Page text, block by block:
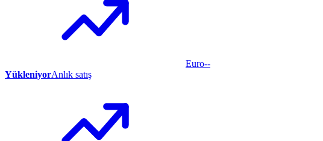
Euro--
YükleniyorAnlık satış